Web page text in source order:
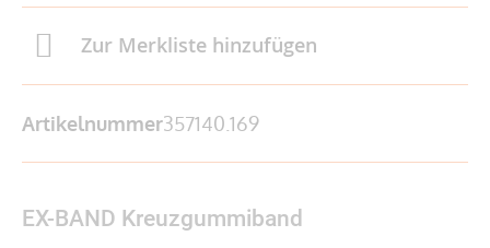
Zur Merkliste hinzufügen
Artikelnummer357140.169
EX-BAND Kreuzgummiband